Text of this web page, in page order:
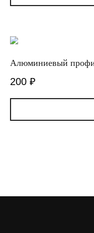
Алюминиевый
200 ₽